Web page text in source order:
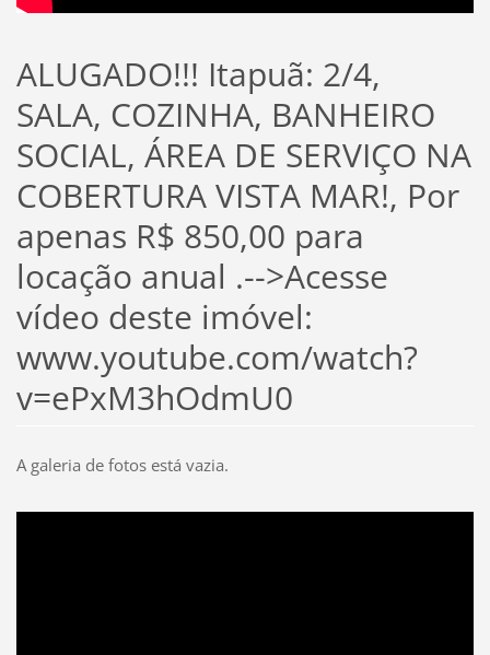
ALUGADO!!! Itapuã: 2/4,
SALA, COZINHA, BANHEIRO
SOCIAL, ÁREA DE SERVIÇO NA
COBERTURA VISTA MAR!, Por
apenas R$ 850,00 para
locação anual .-->Acesse
vídeo deste imóvel:
www.youtube.com/watch?
v=ePxM3hOdmU0
A galeria de fotos está vazia.